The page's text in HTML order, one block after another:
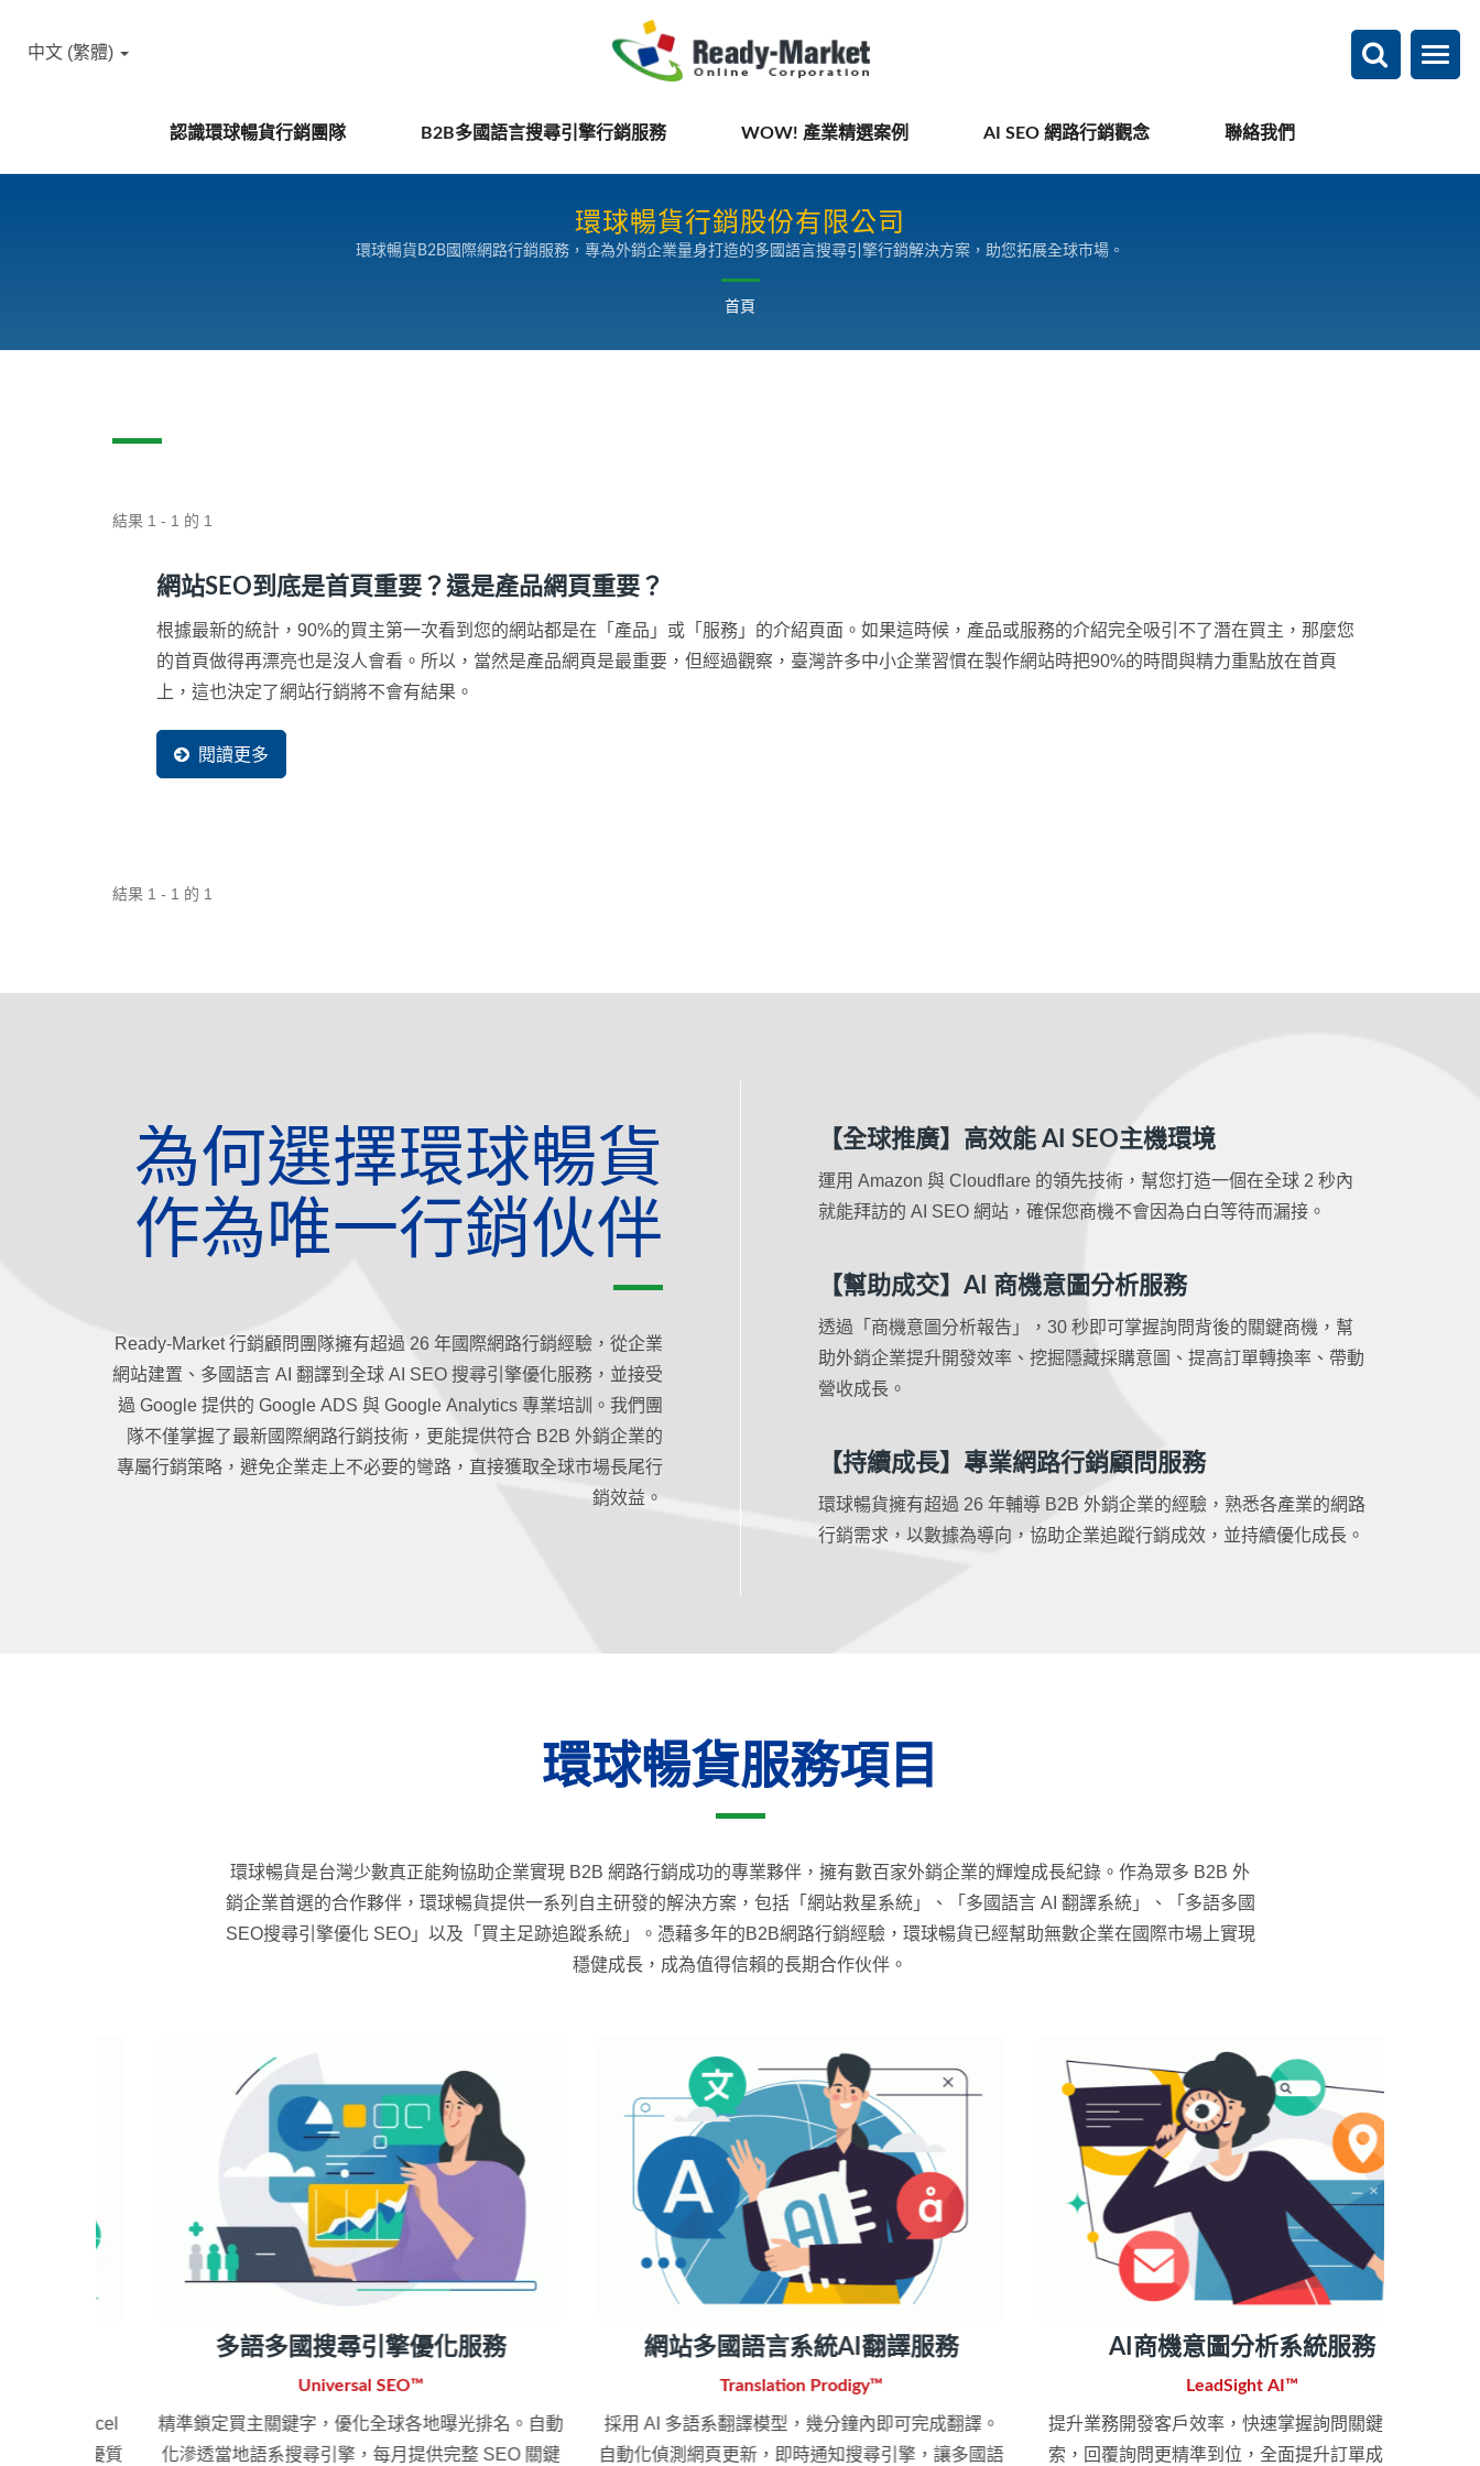
認識環球暢貨行銷團隊 B2B多國語言搜尋引擎行銷服務 WOW! 產業精選案例 AI SEO 網路行銷觀念 聯絡我們
中文 (繁體)
環球暢貨行銷股份有限公司
環球暢貨B2B國際網路行銷服務，專為外銷企業量身打造的多國語言搜尋引擎行銷解決方案，助您拓展全球市場。
首頁
結果 1 - 1 的 1
網站SEO到底是首頁重要？還是產品網頁重要？
根據最新的統計，90%的買主第一次看到您的網站都是在「產品」或「服務」的介紹頁面。如果這時候，產品或服務的介紹完全吸引不了潛在買主，那麼您
的首頁做得再漂亮也是沒人會看。所以，當然是產品網頁是最重要，但經過觀察，臺灣許多中小企業習慣在製作網站時把90%的時間與精力重點放在首頁
上，這也決定了網站行銷將不會有結果。
閱讀更多
結果 1 - 1 的 1
為何選擇環球暢貨
作為唯一行銷伙伴
Ready-Market 行銷顧問團隊擁有超過 26 年國際網路行銷經驗，從企業
網站建置、多國語言 AI 翻譯到全球 AI SEO 搜尋引擎優化服務，並接受
過 Google 提供的 Google ADS 與 Google Analytics 專業培訓。我們團
隊不僅掌握了最新國際網路行銷技術，更能提供符合 B2B 外銷企業的
專屬行銷策略，避免企業走上不必要的彎路，直接獲取全球市場長尾行
銷效益。
【全球推廣】高效能 AI SEO主機環境
運用 Amazon 與 Cloudflare 的領先技術，幫您打造一個在全球 2 秒內
就能拜訪的 AI SEO 網站，確保您商機不會因為白白等待而漏接。
【幫助成交】AI 商機意圖分析服務
透過「商機意圖分析報告」，30 秒即可掌握詢問背後的關鍵商機，幫
助外銷企業提升開發效率、挖掘隱藏採購意圖、提高訂單轉換率、帶動
營收成長。
【持續成長】專業網路行銷顧問服務
環球暢貨擁有超過 26 年輔導 B2B 外銷企業的經驗，熟悉各產業的網路
行銷需求，以數據為導向，協助企業追蹤行銷成效，並持續優化成長。
環球暢貨服務項目
環球暢貨是台灣少數真正能夠協助企業實現 B2B 網路行銷成功的專業夥伴，擁有數百家外銷企業的輝煌成長紀錄。作為眾多 B2B 外
銷企業首選的合作夥伴，環球暢貨提供一系列自主研發的解決方案，包括「網站救星系統」、「多國語言 AI 翻譯系統」、「多語多國
SEO搜尋引擎優化 SEO」以及「買主足跡追蹤系統」。憑藉多年的B2B網路行銷經驗，環球暢貨已經幫助無數企業在國際市場上實現
穩健成長，成為值得信賴的長期合作伙伴。
多語多國搜尋引擎優化服務
Universal SEO™
精準鎖定買主關鍵字，優化全球各地曝光排名。自動
化滲透當地語系搜尋引擎，每月提供完整 SEO 關鍵
網站多國語言系統AI翻譯服務
Translation Prodigy™
採用 AI 多語系翻譯模型，幾分鐘內即可完成翻譯。
自動化偵測網頁更新，即時通知搜尋引擎，讓多國語
AI商機意圖分析系統服務
LeadSight AI™
提升業務開發客戶效率，快速掌握詢問關鍵商機線
索，回覆詢問更精準到位，全面提升訂單成交率。